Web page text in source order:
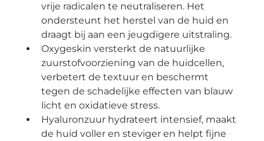
vrije radicalen te neutraliseren. Het
ondersteunt het herstel van de huid en
draagt bij aan een jeugdigere uitstraling.
Oxygeskin versterkt de natuurlijke
zuurstofvoorziening van de huidcellen,
verbetert de textuur en beschermt
tegen de schadelijke effecten van blauw
licht en oxidatieve stress.
Hyaluronzuur hydrateert intensief, maakt
de huid voller en steviger en helpt fijne